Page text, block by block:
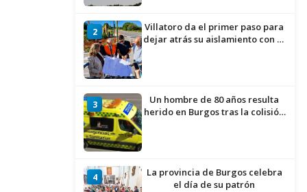
2
Villatoro da el primer paso para
dejar atrás su aislamiento con el
3
Un hombre de 80 años resulta
herido en Burgos tras la colisión
4
La provincia de Burgos celebra
el día de su patrón